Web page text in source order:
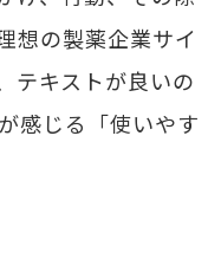
想の製薬企業サイ
テキストが良いの
感じる「使いやす